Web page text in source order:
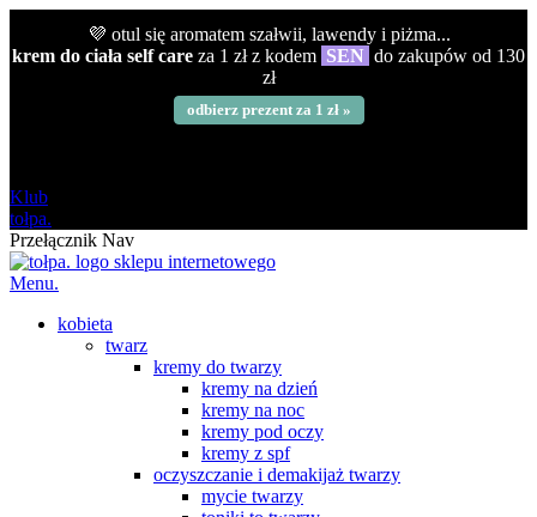
💜 otul się aromatem szałwii, lawendy i piżma...
krem do ciała self care za 1 zł z kodem SEN do zakupów od 130
zł
odbierz prezent za 1 zł »
Klub
tołpa.
Przełącznik Nav
Menu.
kobieta
twarz
kremy do twarzy
kremy na dzień
kremy na noc
kremy pod oczy
kremy z spf
oczyszczanie i demakijaż twarzy
mycie twarzy